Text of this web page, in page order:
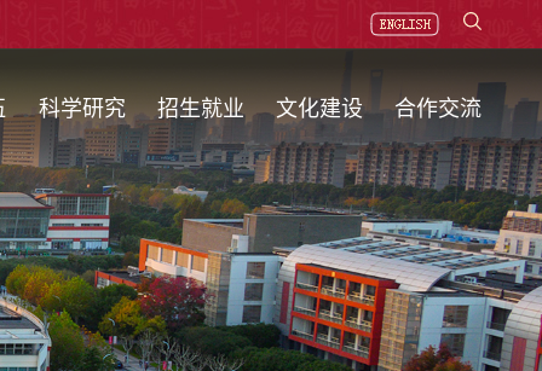
科学研究 招生就业 文化建设 合作交流